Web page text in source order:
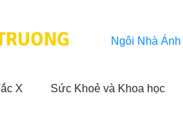
Ngôi Nhà
X Sức Khoẻ và Khoa học